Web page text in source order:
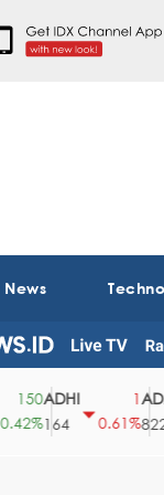
ADHI
164
0.61%
ADMF
8225